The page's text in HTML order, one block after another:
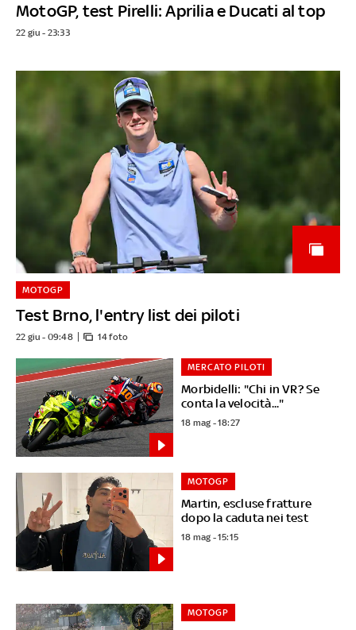
MotoGP, test Pirelli: Aprilia e Ducati al top
22 giu - 23:33
Test Brno, l'entry list dei piloti
MOTOGP
22 giu - 09:48 14 foto
Morbidelli: "Chi in VR? Se
conta la velocità..."
MERCATO PILOTI
18 mag - 18:27
Martin, escluse fratture
dopo la caduta nei test
MOTOGP
18 mag - 15:15
MOTOGP